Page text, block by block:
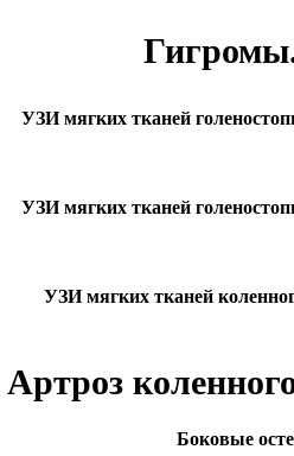
Гигромы
УЗИ мягких тканей
УЗИ мягких тканей
УЗИ мягких тканей
Артроз
Боковые